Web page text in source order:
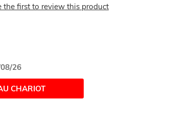
the first to review this product
26
CHARIOT